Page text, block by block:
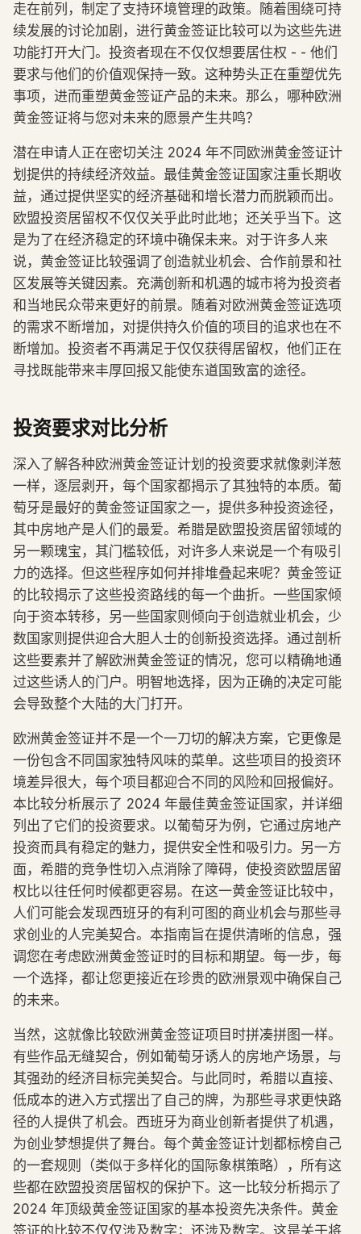
走在前列，制定了支持环境管理的政策。随着围绕可持
续发展的讨论加剧，进行黄金签证比较可以为这些先进
功能打开大门。投资者现在不仅仅想要居住权 - - 他们
要求与他们的价值观保持一致。这种势头正在重塑优先
事项，进而重塑黄金签证产品的未来。那么，哪种欧洲
黄金签证将与您对未来的愿景产生共鸣？
潜在申请人正在密切关注 2024 年不同欧洲黄金签证计
划提供的持续经济效益。最佳黄金签证国家注重长期收
益，通过提供坚实的经济基础和增长潜力而脱颖而出。
欧盟投资居留权不仅仅关乎此时此地；还关乎当下。这
是为了在经济稳定的环境中确保未来。对于许多人来
说，黄金签证比较强调了创造就业机会、合作前景和社
区发展等关键因素。充满创新和机遇的城市将为投资者
和当地民众带来更好的前景。随着对欧洲黄金签证选项
的需求不断增加，对提供持久价值的项目的追求也在不
断增加。投资者不再满足于仅仅获得居留权，他们正在
寻找既能带来丰厚回报又能使东道国致富的途径。
投资要求对比分析
深入了解各种欧洲黄金签证计划的投资要求就像剥洋葱
一样，逐层剥开，每个国家都揭示了其独特的本质。葡
萄牙是最好的黄金签证国家之一，提供多种投资途径，
其中房地产是人们的最爱。希腊是欧盟投资居留领域的
另一颗瑰宝，其门槛较低，对许多人来说是一个有吸引
力的选择。但这些程序如何并排堆叠起来呢？黄金签证
的比较揭示了这些投资路线的每一个曲折。一些国家倾
向于资本转移，另一些国家则倾向于创造就业机会，少
数国家则提供迎合大胆人士的创新投资选择。通过剖析
这些要素并了解欧洲黄金签证的情况，您可以精确地通
过这些诱人的门户。明智地选择，因为正确的决定可能
会导致整个大陆的大门打开。
欧洲黄金签证并不是一个一刀切的解决方案，它更像是
一份包含不同国家独特风味的菜单。这些项目的投资环
境差异很大，每个项目都迎合不同的风险和回报偏好。
本比较分析展示了 2024 年最佳黄金签证国家，并详细
列出了它们的投资要求。以葡萄牙为例，它通过房地产
投资而具有稳定的魅力，提供安全性和吸引力。另一方
面，希腊的竞争性切入点消除了障碍，使投资欧盟居留
权比以往任何时候都更容易。在这一黄金签证比较中，
人们可能会发现西班牙的有利可图的商业机会与那些寻
求创业的人完美契合。本指南旨在提供清晰的信息，强
调您在考虑欧洲黄金签证时的目标和期望。每一步，每
一个选择，都让您更接近在珍贵的欧洲景观中确保自己
的未来。
当然，这就像比较欧洲黄金签证项目时拼凑拼图一样。
有些作品无缝契合，例如葡萄牙诱人的房地产场景，与
其强劲的经济目标完美契合。与此同时，希腊以直接、
低成本的进入方式摆出了自己的牌，为那些寻求更快路
径的人提供了机会。西班牙为商业创新者提供了机遇，
为创业梦想提供了舞台。每个黄金签证计划都标榜自己
的一套规则（类似于多样化的国际象棋策略），所有这
些都在欧盟投资居留权的保护下。这一比较分析揭示了
2024 年顶级黄金签证国家的基本投资先决条件。黄金
签证的比较不仅仅涉及数字；还涉及数字。这是关于将